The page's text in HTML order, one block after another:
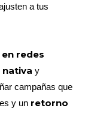
a tus
redes
y
campañas que
y un retorno